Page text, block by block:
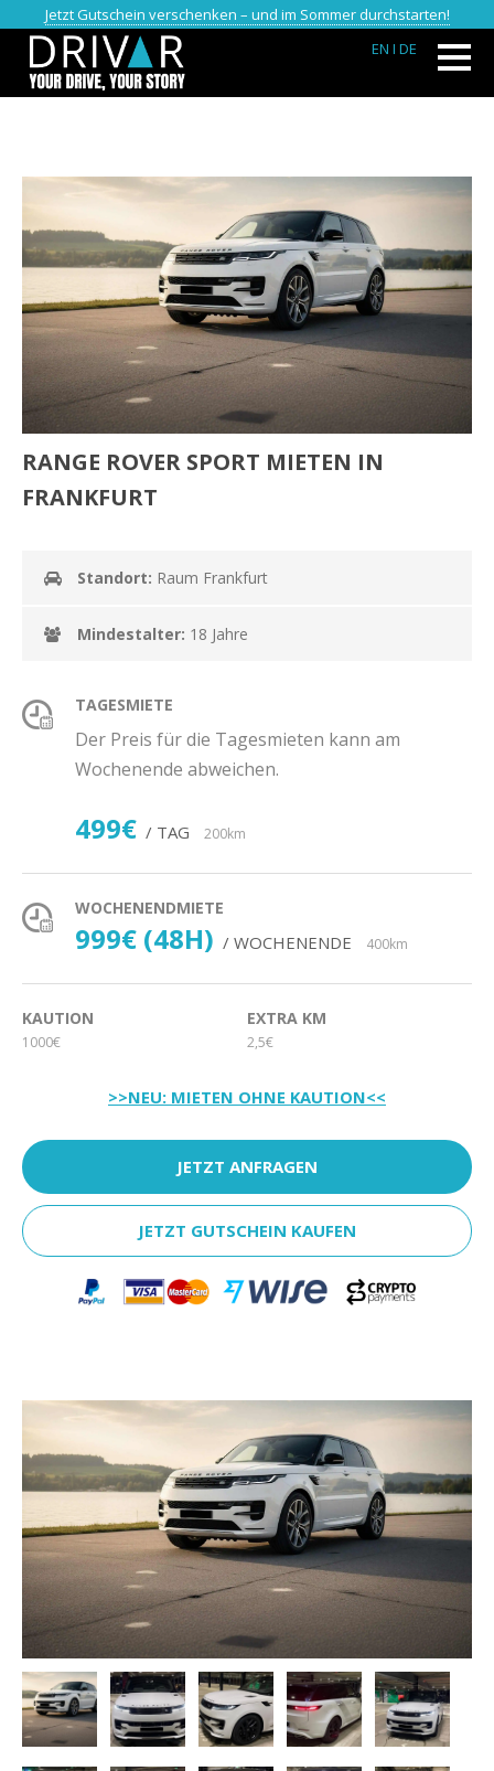
Jetzt Gutschein verschenken – und im Sommer durchstarten!
EN I DE
RANGE ROVER SPORT MIETEN IN
FRANKFURT
Standort: Raum Frankfurt
Mindestalter: 18 Jahre
TAGESMIETE
Der Preis für die Tagesmieten kann am
Wochenende abweichen.
499€ / TAG 200km
WOCHENENDMIETE
999€ (48H) / WOCHENENDE 400km
KAUTION
1000€
EXTRA KM
2,5€
>>NEU: MIETEN OHNE KAUTION<<
JETZT ANFRAGEN
JETZT GUTSCHEIN KAUFEN